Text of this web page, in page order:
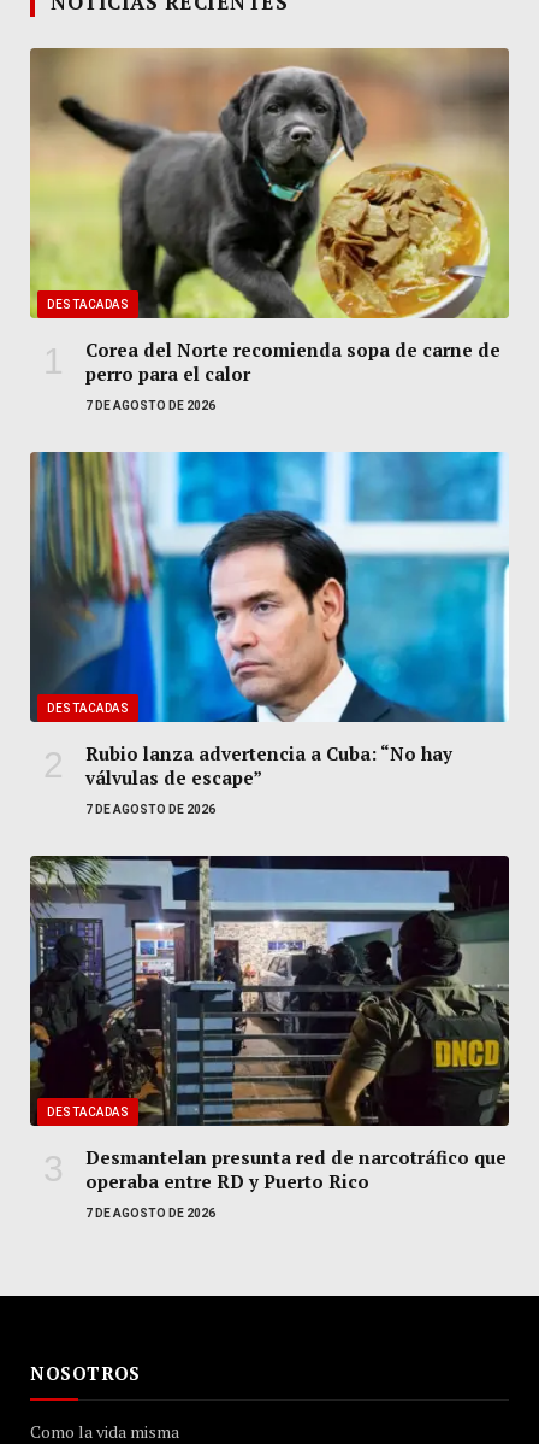
DESTACADAS
Corea del Norte recomienda sopa de carne de
perro para el calor
7 DE AGOSTO DE 2026
DESTACADAS
Rubio lanza advertencia a Cuba: “No hay
válvulas de escape”
7 DE AGOSTO DE 2026
DESTACADAS
Desmantelan presunta red de narcotráfico que
operaba entre RD y Puerto Rico
7 DE AGOSTO DE 2026
NOSOTROS
Como la vida misma